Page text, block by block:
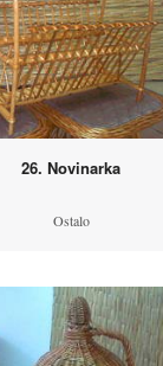
26. Novinarka
Ostalo